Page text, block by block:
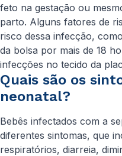
feto na gestação ou
parto. Alguns fatores de
risco dessa infecção, como
da bolsa por mais de 18
infecções no tecido da
Quais são os
neonatal?
Bebês infectados com a
diferentes sintomas, que
respiratórios, diarreia,